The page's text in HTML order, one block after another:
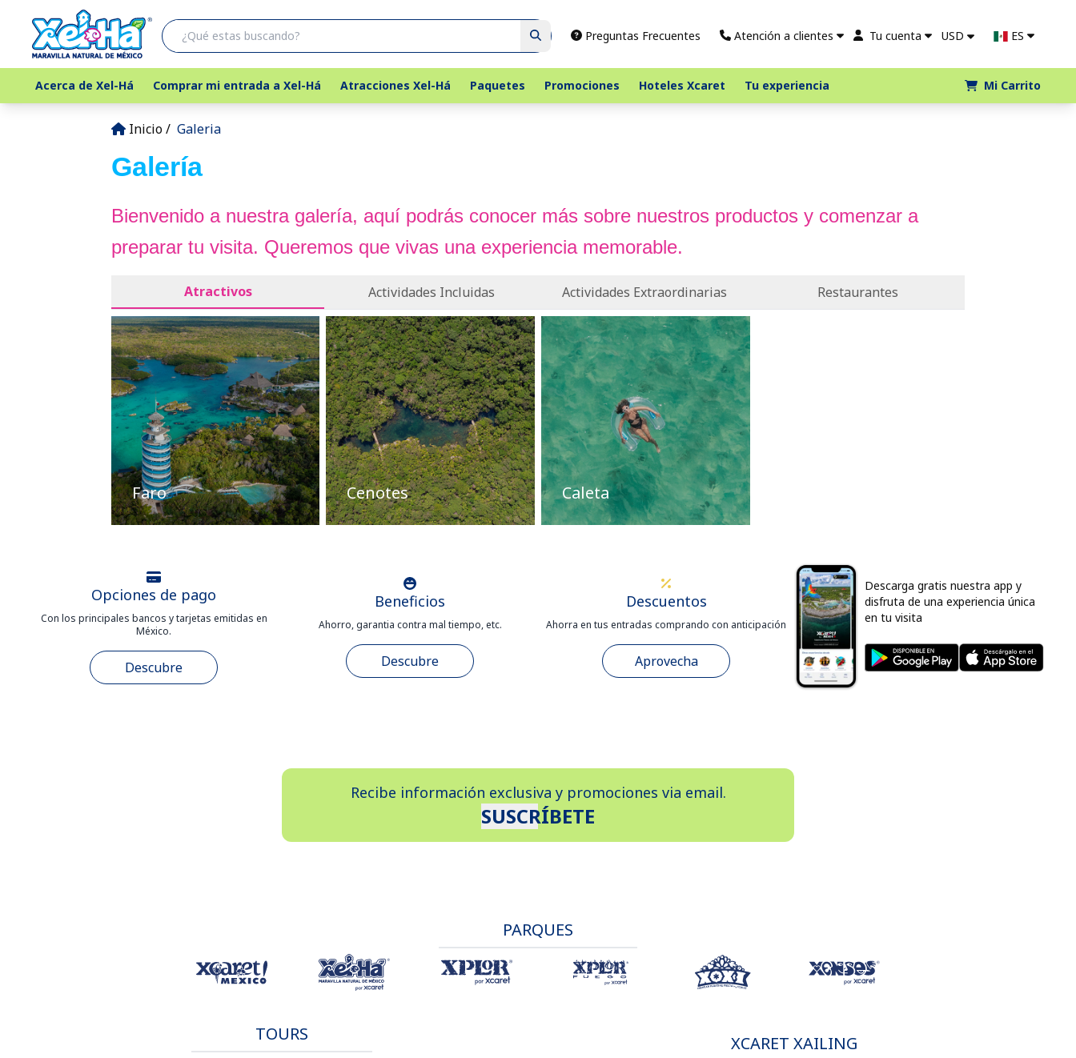
Preguntas Frecuentes Atención a clientes Tu cuenta USD ES
Acerca de Xel-Há Comprar mi entrada a Xel-Há Atracciones Xel-Há Paquetes Promociones Hoteles Xcaret Tu experiencia Mi Carrito
Inicio Galeria
Galería
Bienvenido a nuestra galería, aquí podrás conocer más sobre nuestros productos y comenzar a
preparar tu visita. Queremos que vivas una experiencia memorable.
Atractivos Actividades Incluidas Actividades Extraordinarias Restaurantes
Faro Cenotes Caleta
Opciones de pago
Con los principales bancos y tarjetas emitidas en
México.
Descubre
Beneficios
Ahorro, garantia contra mal tiempo, etc.
Descubre
Descuentos
Ahorra en tus entradas comprando con anticipación
Aprovecha
Descarga gratis nuestra app y
disfruta de una experiencia única
en tu visita
Recibe información exclusiva y promociones via email.
SUSCRÍBETE
PARQUES
TOURS XCARET XAILING